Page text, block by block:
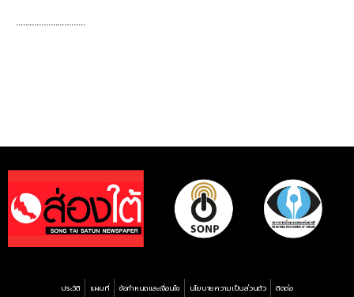
…………………………
ประวัติ แผนที่ ข้อกำหนดและเงื่อนไข นโยบายความเป็นส่วนตัว ติดต่อ